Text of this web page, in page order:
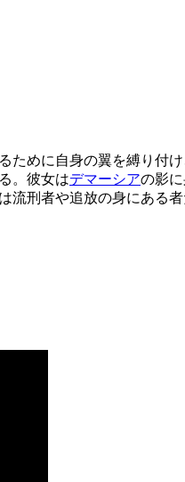
ために自身の翼を縛り付
。彼女はデマーシアの影
は流刑者や追放の身にある